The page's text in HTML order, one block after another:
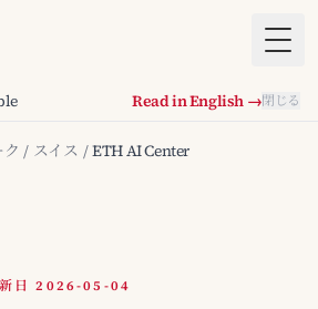
Read in English →閉じる
/ スイス / ETH AI Center
新日 2026-05-04